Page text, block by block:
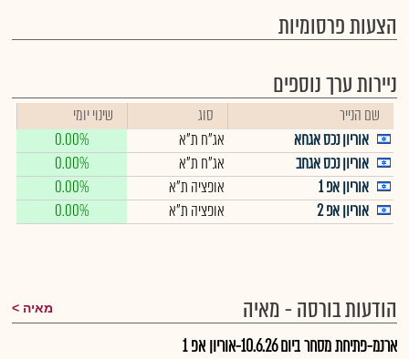
הצעות פרסומיות
ניירות ערך נוספים
שם הנייר סוג
שינוי יומי
אוריון נכס אגחא
אג"ח ת"א
0.00%
אוריון נכס אגחב
אג"ח ת"א
0.00%
אוריון אפ 1
אופציה ת"א
0.00%
אוריון אפ 2
אופציה ת"א 0.00%
הודעות בורסה - מאיה מאיה
ארנמ-פתיחת מסחר ביום 10.6.26-אוריון אפ 1